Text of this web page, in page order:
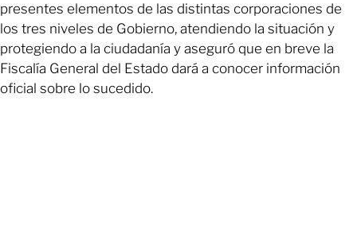
presentes elementos de las distintas corporaciones de
los tres niveles de Gobierno, atendiendo la situación y
protegiendo a la ciudadanía y aseguró que en breve la
Fiscalía General del Estado dará a conocer información
oficial sobre lo sucedido.